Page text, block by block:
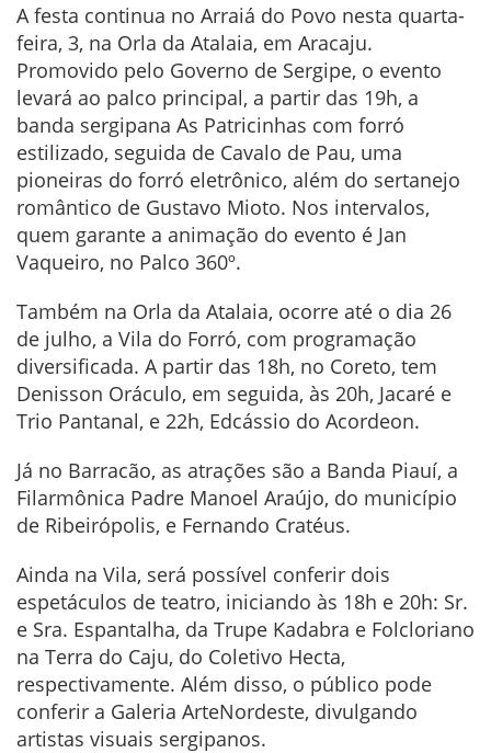
A festa continua no Arraiá do Povo nesta quarta-
feira, 3, na Orla da Atalaia, em Aracaju.
Promovido pelo Governo de Sergipe, o evento
levará ao palco principal, a partir das 19h, a
banda sergipana As Patricinhas com forró
estilizado, seguida de Cavalo de Pau, uma
pioneiras do forró eletrônico, além do sertanejo
romântico de Gustavo Mioto. Nos intervalos,
quem garante a animação do evento é Jan
Vaqueiro, no Palco 360º.
Também na Orla da Atalaia, ocorre até o dia 26
de julho, a Vila do Forró, com programação
diversificada. A partir das 18h, no Coreto, tem
Denisson Oráculo, em seguida, às 20h, Jacaré e
Trio Pantanal, e 22h, Edcássio do Acordeon.
Já no Barracão, as atrações são a Banda Piauí, a
Filarmônica Padre Manoel Araújo, do município
de Ribeirópolis, e Fernando Cratéus.
Ainda na Vila, será possível conferir dois
espetáculos de teatro, iniciando às 18h e 20h: Sr.
e Sra. Espantalha, da Trupe Kadabra e Folcloriano
na Terra do Caju, do Coletivo Hecta,
respectivamente. Além disso, o público pode
conferir a Galeria ArteNordeste, divulgando
artistas visuais sergipanos.